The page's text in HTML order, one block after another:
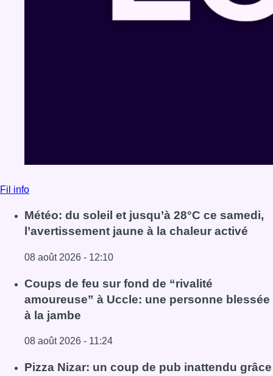
Fil info
Météo: du soleil et jusqu’à 28°C ce samedi,
l’avertissement jaune à la chaleur activé
08 août 2026 - 12:10
Lire l'article Météo: du soleil et jusqu’à 28°C ce samedi,
Coups de feu sur fond de “rivalité
amoureuse” à Uccle: une personne blessée
à la jambe
08 août 2026 - 11:24
Lire l'article Coups de feu sur fond de “rivalité
Pizza Nizar: un coup de pub inattendu grâce